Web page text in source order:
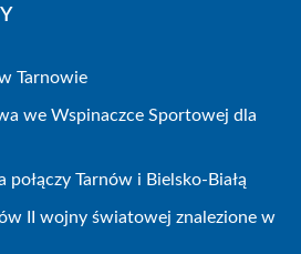
Tarnowie
we Wspinaczce Sportowej dla
Tarnów i Bielsko-Białą
II wojny światowej znalezione w